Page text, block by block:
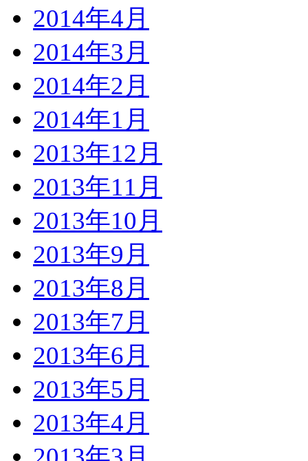
2014年4月
2014年3月
2014年2月
2014年1月
2013年12月
2013年11月
2013年10月
2013年9月
2013年8月
2013年7月
2013年6月
2013年5月
2013年4月